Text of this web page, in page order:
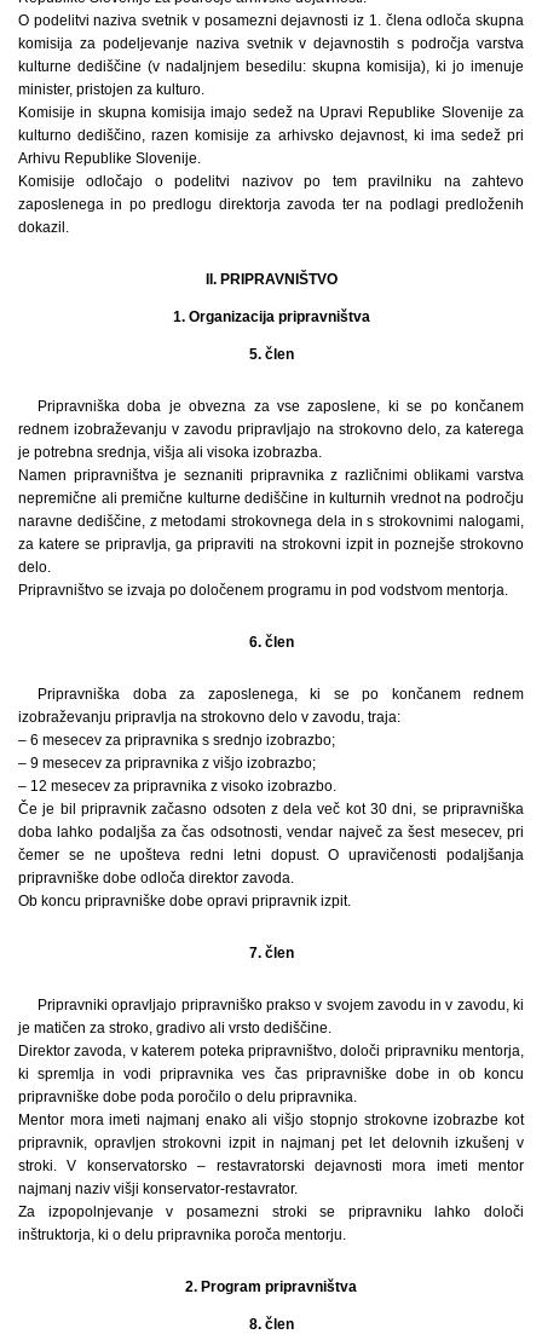
O podelitvi naziva svetnik v posamezni dejavnosti iz 1. člena odloča skupna
komisija za podeljevanje naziva svetnik v dejavnostih s področja varstva
kulturne dediščine (v nadaljnjem besedilu: skupna komisija), ki jo imenuje
minister, pristojen za kulturo.
Komisije in skupna komisija imajo sedež na Upravi Republike Slovenije za
kulturno dediščino, razen komisije za arhivsko dejavnost, ki ima sedež pri
Arhivu Republike Slovenije.
Komisije odločajo o podelitvi nazivov po tem pravilniku na zahtevo
zaposlenega in po predlogu direktorja zavoda ter na podlagi predloženih
dokazil.
II. PRIPRAVNIŠTVO
1. Organizacija pripravništva
5. člen
Pripravniška doba je obvezna za vse zaposlene, ki se po končanem
rednem izobraževanju v zavodu pripravljajo na strokovno delo, za katerega
je potrebna srednja, višja ali visoka izobrazba.
Namen pripravništva je seznaniti pripravnika z različnimi oblikami varstva
nepremične ali premične kulturne dediščine in kulturnih vrednot na področju
naravne dediščine, z metodami strokovnega dela in s strokovnimi nalogami,
za katere se pripravlja, ga pripraviti na strokovni izpit in poznejše strokovno
delo.
Pripravništvo se izvaja po določenem programu in pod vodstvom mentorja.
6. člen
Pripravniška doba za zaposlenega, ki se po končanem rednem
izobraževanju pripravlja na strokovno delo v zavodu, traja:
– 6 mesecev za pripravnika s srednjo izobrazbo;
– 9 mesecev za pripravnika z višjo izobrazbo;
– 12 mesecev za pripravnika z visoko izobrazbo.
Če je bil pripravnik začasno odsoten z dela več kot 30 dni, se pripravniška
doba lahko podaljša za čas odsotnosti, vendar največ za šest mesecev, pri
čemer se ne upošteva redni letni dopust. O upravičenosti podaljšanja
pripravniške dobe odloča direktor zavoda.
Ob koncu pripravniške dobe opravi pripravnik izpit.
7. člen
Pripravniki opravljajo pripravniško prakso v svojem zavodu in v zavodu, ki
je matičen za stroko, gradivo ali vrsto dediščine.
Direktor zavoda, v katerem poteka pripravništvo, določi pripravniku mentorja,
ki spremlja in vodi pripravnika ves čas pripravniške dobe in ob koncu
pripravniške dobe poda poročilo o delu pripravnika.
Mentor mora imeti najmanj enako ali višjo stopnjo strokovne izobrazbe kot
pripravnik, opravljen strokovni izpit in najmanj pet let delovnih izkušenj v
stroki. V konservatorsko – restavratorski dejavnosti mora imeti mentor
najmanj naziv višji konservator-restavrator.
Za izpopolnjevanje v posamezni stroki se pripravniku lahko določi
inštruktorja, ki o delu pripravnika poroča mentorju.
2. Program pripravništva
8. člen